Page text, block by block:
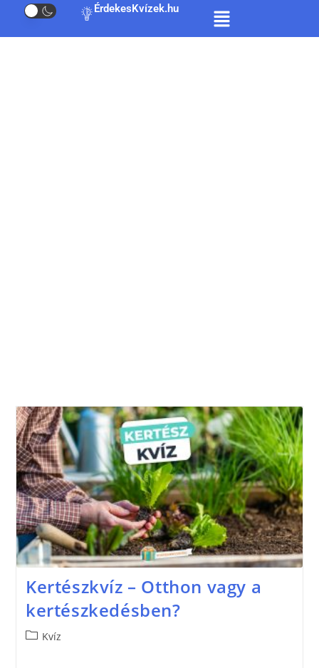
ÉrdekesKvízek.hu
Kertészkvíz – Otthon vagy a
kertészkedésben?
Kvíz